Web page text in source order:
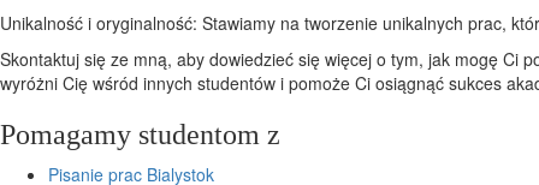
Unikalność i oryginalność: Stawiamy na tworzenie unikalnych prac,
Skontaktuj się ze mną, aby dowiedzieć się więcej o tym, jak mogę Ci
wyróżni Cię wśród innych studentów i pomoże Ci osiągnąć sukces
Pomagamy studentom z
Pisanie prac Bialystok